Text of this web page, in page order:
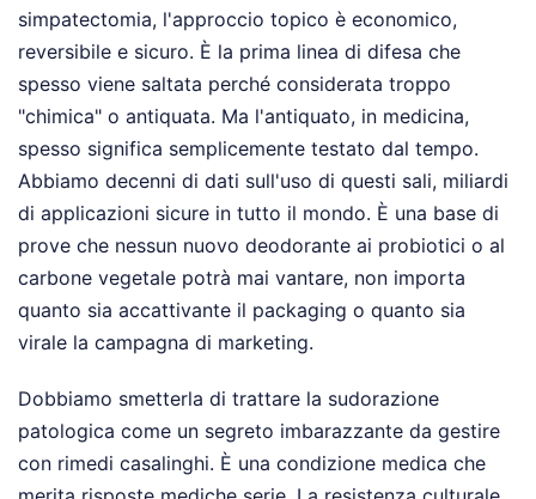
simpatectomia, l'approccio topico è economico,
reversibile e sicuro. È la prima linea di difesa che
spesso viene saltata perché considerata troppo
"chimica" o antiquata. Ma l'antiquato, in medicina,
spesso significa semplicemente testato dal tempo.
Abbiamo decenni di dati sull'uso di questi sali, miliardi
di applicazioni sicure in tutto il mondo. È una base di
prove che nessun nuovo deodorante ai probiotici o al
carbone vegetale potrà mai vantare, non importa
quanto sia accattivante il packaging o quanto sia
virale la campagna di marketing.
Dobbiamo smetterla di trattare la sudorazione
patologica come un segreto imbarazzante da gestire
con rimedi casalinghi. È una condizione medica che